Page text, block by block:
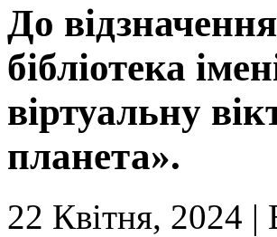
До
бібліотека
віртуальну
планета».
22 Квітня, 2024 |